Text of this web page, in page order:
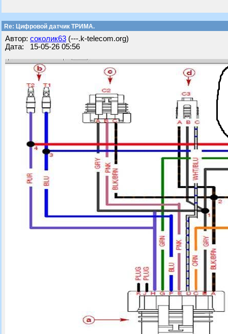
Re: Цифровой датчик ТРИМА.
Автор: соколик63 (---.k-telecom.org)
Дата: 15-05-26 05:56